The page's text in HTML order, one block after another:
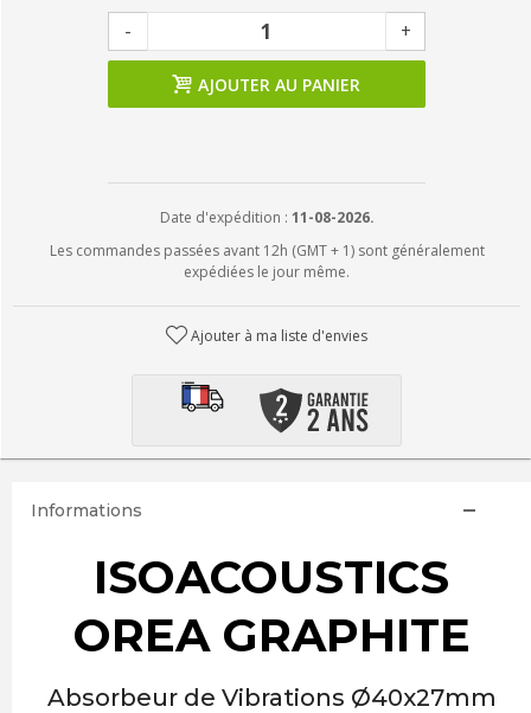
- +
AJOUTER AU PANIER
Date d'expédition : 11-08-2026.
Les commandes passées avant 12h (GMT + 1) sont généralement
expédiées le jour même.
Ajouter à ma liste d'envies
Informations
ISOACOUSTICS
OREA GRAPHITE
Absorbeur de Vibrations Ø40x27mm